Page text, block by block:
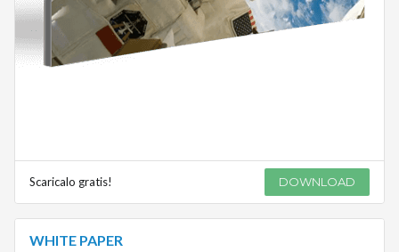
Scaricalo gratis! DOWNLOAD
WHITE PAPER